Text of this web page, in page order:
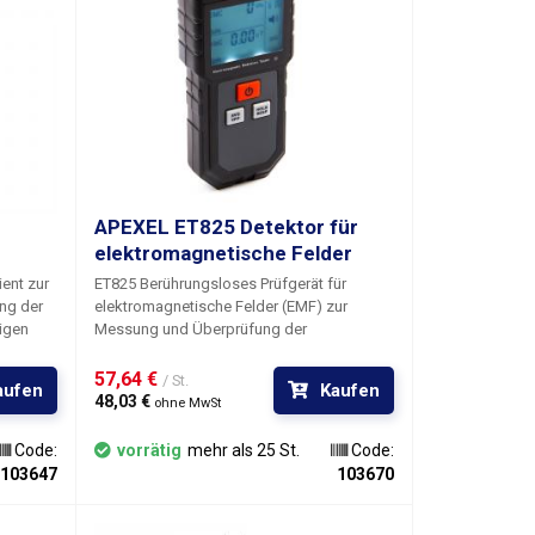
zur
der
das
oder
der
Code:
103647
APEXEL ET825 Detektor für
elektromagnetische Felder
ET825 Berührungsloses Prüfgerät für
elektromagnetische Felder (EMF) zur
Messung und Überprüfung der
der Sicherheitsstandards.
Das Gerät zeigt
automatisch die elektrische und
magnetische Induktion bei el. geräte und
Leitungen, elektrische Magnete, Motoren,
Transformatoren, Sender, Umspannwerke
57,64 € / St.
48,03 € ohne MwSt
Kaufen
vorrätig mehr als 25 St.
Code:
103670